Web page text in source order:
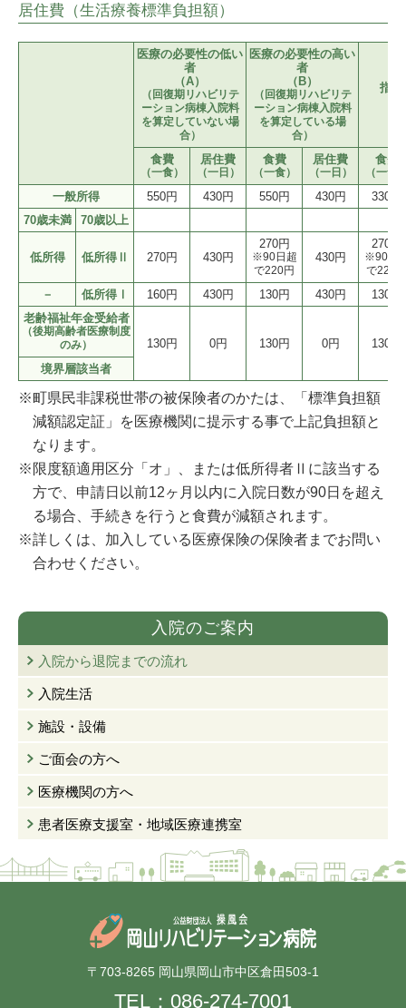
居住費（生活療養標準負担額）
医療の必要性の低い
者
（A）
（回復期リハビリテ
ーション病棟入院料
を算定していない場
合）
医療の必要性の高い
者
（B）
（回復期リハビリテ
ーション病棟入院料
を算定している場
合）
指定
食費
（一食）
居住費
（一日）
食費
（一食）
居住費
（一日）
食費
（一食
一般所得 550円 430円 550円 430円
330円
70歳未満
70歳以上
低所得 低所得Ⅱ 270円 430円
270円
※90日超
で220円
430円
270円
※90日
で220円
－ 低所得Ⅰ 160円 430円 130円 430円
130円
老齢福祉年金受給者
（後期高齢者医療制度
のみ）
130円 0円 130円 0円
130円
境界層該当者
町県民非課税世帯の被保険者のかたは、「標準負担額
減額認定証」を医療機関に提示する事で上記負担額と
なります。
限度額適用区分「オ」、または低所得者Ⅱに該当する
方で、申請日以前12ヶ月以内に入院日数が90日を超え
る場合、手続きを行うと食費が減額されます。
詳しくは、加入している医療保険の保険者までお問い
合わせください。
入院のご案内
入院から退院までの流れ
入院生活
施設・設備
ご面会の方へ
医療機関の方へ
患者医療支援室・ 地域医療連携室
〒703-8265 岡山県岡山市中区倉田503-1
TEL： 086-274-7001